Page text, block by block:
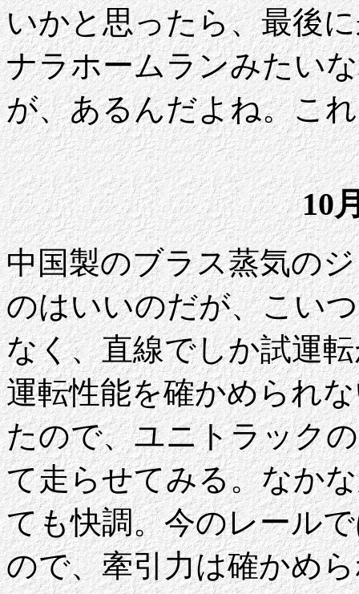
いかと思ったら、最後
ナラホームランみたい
が、あるんだよね。こ
10
中国製のブラス蒸気の
のはいいのだが、こい
なく、直線でしか試運
運転性能を確かめられ
たので、ユニトラック
て走らせてみる。なか
ても快調。今のレール
ので、牽引力は確かめ